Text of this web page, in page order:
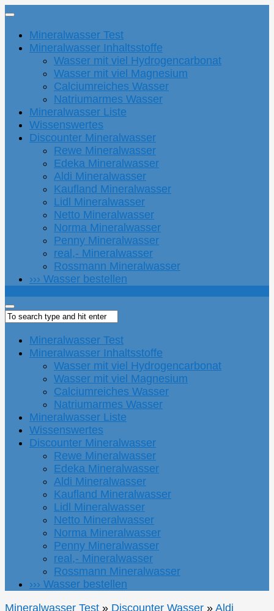
Mineralwasser Test
Mineralwasser Inhaltsstoffe
Wasser mit viel Hydrogencarbonat
Wasser mit viel Magnesium
Calciumreiches Wasser
Natriumarmes Wasser
Mineralwasser Liste
Wissenswertes
Discounter Mineralwasser
Rewe Mineralwasser
Edeka Mineralwasser
Aldi Mineralwasser
Kaufland Mineralwasser
Lidl Mineralwasser
Netto Mineralwasser
Norma Mineralwasser
Penny Mineralwasser
real,- Mineralwasser
Rossmann Mineralwasser
››› Wasser bestellen
Mineralwasser Test
Mineralwasser Inhaltsstoffe
Wasser mit viel Hydrogencarbonat
Wasser mit viel Magnesium
Calciumreiches Wasser
Natriumarmes Wasser
Mineralwasser Liste
Wissenswertes
Discounter Mineralwasser
Rewe Mineralwasser
Edeka Mineralwasser
Aldi Mineralwasser
Kaufland Mineralwasser
Lidl Mineralwasser
Netto Mineralwasser
Norma Mineralwasser
Penny Mineralwasser
real,- Mineralwasser
Rossmann Mineralwasser
››› Wasser bestellen
Mineralwasser Test » Discounter Wasser » Aldi